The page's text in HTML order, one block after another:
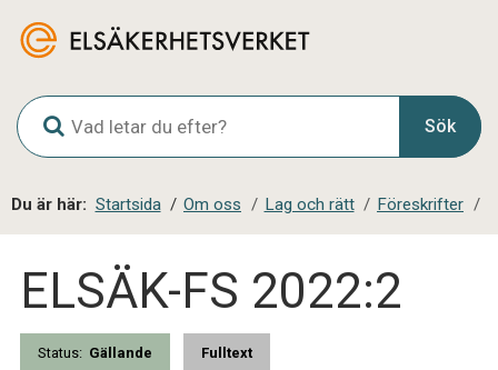
G
l
o
a
l
Sök
Du är här: Startsida / Om oss / Lag och rätt / Föreskrifter /
ELSÄK-FS 2022:2
Status: Gällande Fulltext